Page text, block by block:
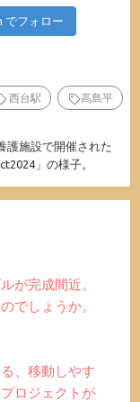
でフォロー
西台駅 高島平
護施設で開催された
」の様子。
が完成間近。
でしょうか。
、移動しやす
ロジェクトが